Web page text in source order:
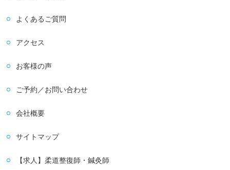
よくあるご質問
アクセス
お客様の声
ご予約／お問い合わせ
会社概要
サイトマップ
【求人】柔道整復師・鍼灸師